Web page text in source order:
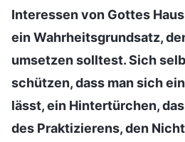
Interessen von Gottes
ein Wahrheitsgrundsatz,
umsetzen solltest. Sich
schützen, dass man sich
lässt, ein Hintertürchen,
des Praktizierens, den